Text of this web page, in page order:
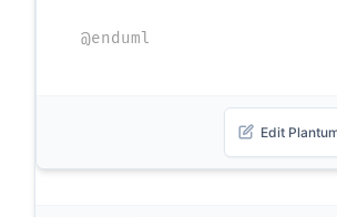
@enduml
Edit